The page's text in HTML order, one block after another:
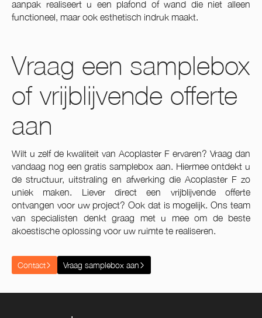
aanpak realiseert u een plafond of wand die niet alleen
functioneel, maar ook esthetisch indruk maakt.
Vraag een samplebox
of vrijblijvende offerte
aan
Wilt u zelf de kwaliteit van Acoplaster F ervaren? Vraag dan
vandaag nog een gratis samplebox aan. Hiermee ontdekt u
de structuur, uitstraling en afwerking die Acoplaster F zo
uniek maken. Liever direct een vrijblijvende offerte
ontvangen voor uw project? Ook dat is mogelijk. Ons team
van specialisten denkt graag met u mee om de beste
akoestische oplossing voor uw ruimte te realiseren.
Contact Vraag samplebox aan